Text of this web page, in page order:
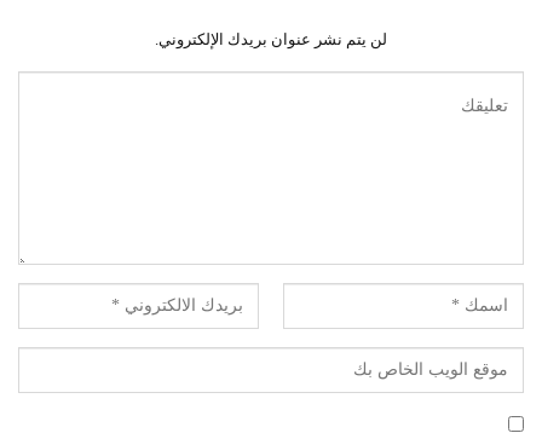
لن يتم نشر عنوان بريدك الإلكتروني.